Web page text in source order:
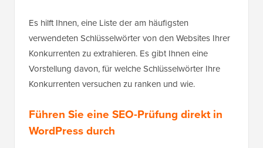
Es hilft Ihnen, eine Liste der am häufigsten
verwendeten Schlüsselwörter von den Websites Ihrer
Konkurrenten zu extrahieren. Es gibt Ihnen eine
Vorstellung davon, für welche Schlüsselwörter Ihre
Konkurrenten versuchen zu ranken und wie.
Führen Sie eine SEO-Prüfung direkt in
WordPress durch